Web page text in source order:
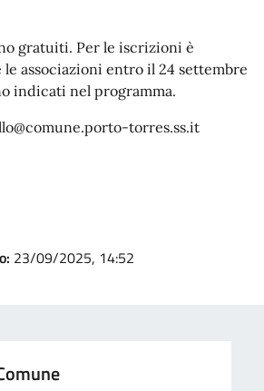
gratuiti. Per le iscrizioni è
associazioni entro il 24 settembre
indicati nel programma.
torres.ss.it
23/09/2025, 14:52